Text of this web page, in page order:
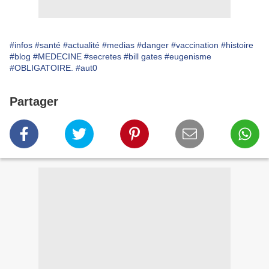
#infos #santé #actualité #medias #danger #vaccination #histoire
#blog #MEDECINE #secretes #bill gates #eugenisme
#OBLIGATOIRE. #aut0
Partager